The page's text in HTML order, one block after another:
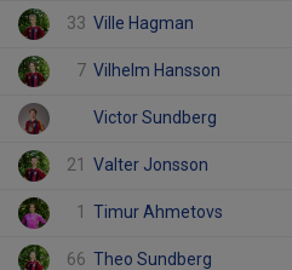
33 Ville Hagman
7 Vilhelm Hansson
Victor Sundberg
21 Valter Jonsson
1 Timur Ahmetovs
66 Theo Sundberg